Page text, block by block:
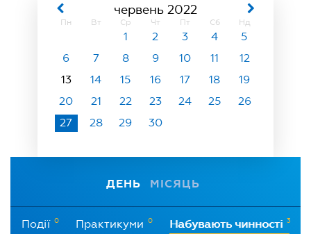
червень 2022
Пн Вт Ср Чт Пт Сб Нд
1 2 3 4
5
6
7 8 9 10 11
12
13
14 15 16 17 18
19
20
21 22 23 24 25
26
27
28 29 30
ДЕНЬ МІСЯЦЬ
Події 0 Практикуми 0 Набувають чинності 3